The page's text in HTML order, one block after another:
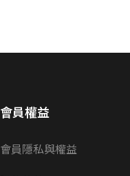
會員權益
會員隱私與權益